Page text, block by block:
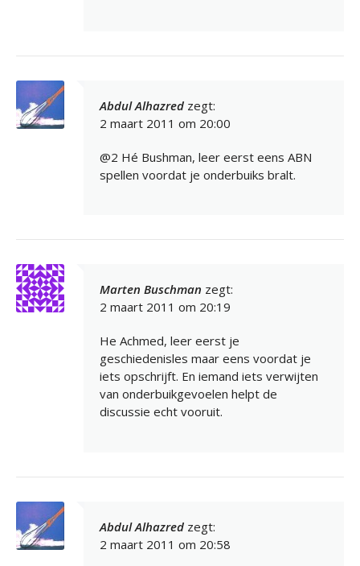
Abdul Alhazred zegt:
2 maart 2011 om 20:00
@2 Hé Bushman, leer eerst eens ABN
spellen voordat je onderbuiks bralt.
Marten Buschman zegt:
2 maart 2011 om 20:19
He Achmed, leer eerst je
geschiedenisles maar eens voordat je
iets opschrijft. En iemand iets verwijten
van onderbuikgevoelen helpt de
discussie echt vooruit.
Abdul Alhazred zegt:
2 maart 2011 om 20:58